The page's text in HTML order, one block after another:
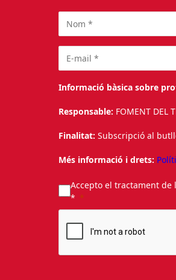
Informació bàsica sobre
Responsable: FOMENT DEL
Finalitat: Subscripció al
Més informació i drets:
Accepto el tractament
*